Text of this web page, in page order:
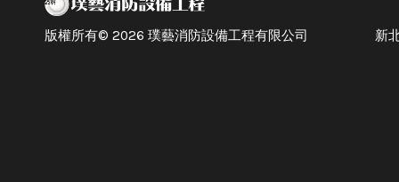
版權所有© 2026 璞藝消防設備工程有限公司 新北